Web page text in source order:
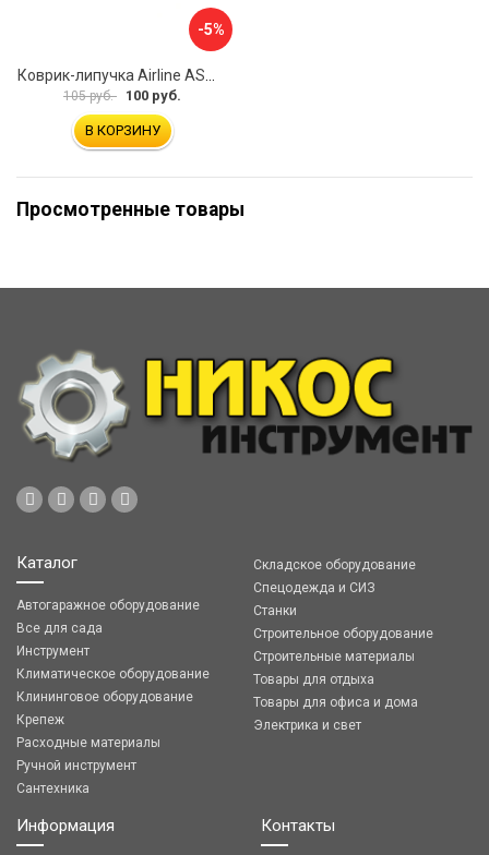
-5%
105 руб. 100 руб.
В КОРЗИНУ
Просмотренные товары
Каталог
Автогаражное оборудование
Все для сада
Инструмент
Климатическое оборудование
Клининговое оборудование
Крепеж
Расходные материалы
Ручной инструмент
Сантехника
Складское оборудование
Спецодежда и СИЗ
Станки
Строительное оборудование
Строительные материалы
Товары для отдыха
Товары для офиса и дома
Электрика и свет
Информация Контакты